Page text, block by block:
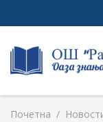
Почетна /